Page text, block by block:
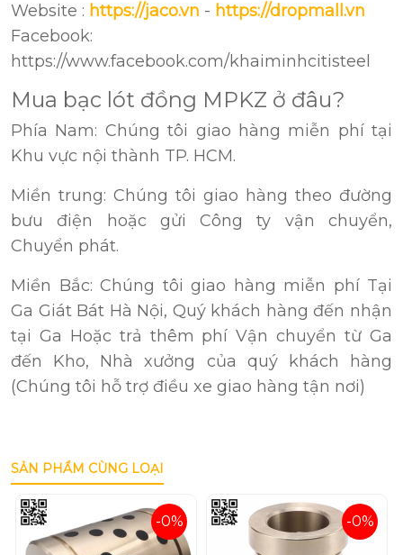
Website : https://jaco.vn - https://dropmall.vn
Facebook:
https://www.facebook.com/khaiminhcitisteel
Mua bạc lót đồng MPKZ ở đâu?
Phía Nam: Chúng tôi giao hàng miễn phí tại
Khu vực nội thành TP. HCM.
Miền trung: Chúng tôi giao hàng theo đường
bưu điện hoặc gửi Công ty vận chuyển,
Chuyển phát.
Miền Bắc: Chúng tôi giao hàng miễn phí Tại
Ga Giát Bát Hà Nội, Quý khách hàng đến nhận
tại Ga Hoặc trả thêm phí Vận chuyển từ Ga
đến Kho, Nhà xưởng của quý khách hàng
(Chúng tôi hỗ trợ điều xe giao hàng tận nơi)
SẢN PHẨM CÙNG LOẠI
-0% -0%